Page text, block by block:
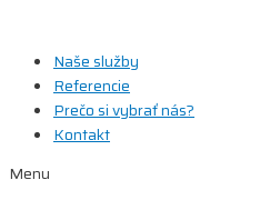
obsah Naše služby
Referencie
Prečo si vybrať nás?
Kontakt
Menu